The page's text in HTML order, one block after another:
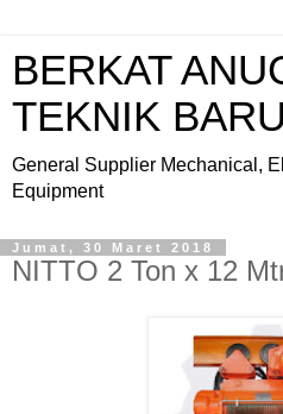
BERKAT
TEKNIK BARU
General Supplier Mechanical,
Equipment
Jumat, 30 Maret 2018
NITTO 2 Ton x 12